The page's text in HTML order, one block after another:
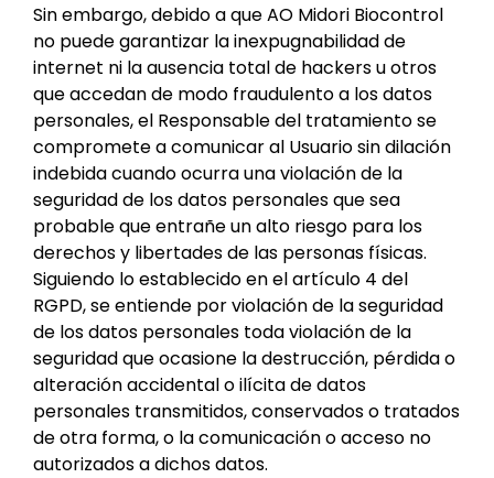
Sin embargo, debido a que AO Midori Biocontrol
no puede garantizar la inexpugnabilidad de
internet ni la ausencia total de hackers u otros
que accedan de modo fraudulento a los datos
personales, el Responsable del tratamiento se
compromete a comunicar al Usuario sin dilación
indebida cuando ocurra una violación de la
seguridad de los datos personales que sea
probable que entrañe un alto riesgo para los
derechos y libertades de las personas físicas.
Siguiendo lo establecido en el artículo 4 del
RGPD, se entiende por violación de la seguridad
de los datos personales toda violación de la
seguridad que ocasione la destrucción, pérdida o
alteración accidental o ilícita de datos
personales transmitidos, conservados o tratados
de otra forma, o la comunicación o acceso no
autorizados a dichos datos.